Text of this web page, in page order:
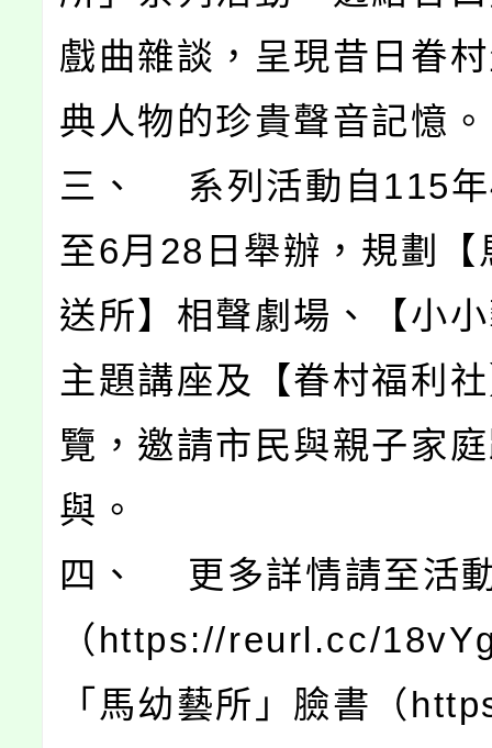
戲曲雜談，呈現昔日眷
典人物的珍貴聲音記憶。
三、 系列活動自115
至6月28日舉辦，規劃【
送所】相聲劇場、【小
主題講座及【眷村福利
覽，邀請市民與親子家
與。
四、 更多詳情請至活
（https://reurl.cc/
「馬幼藝所」臉書（